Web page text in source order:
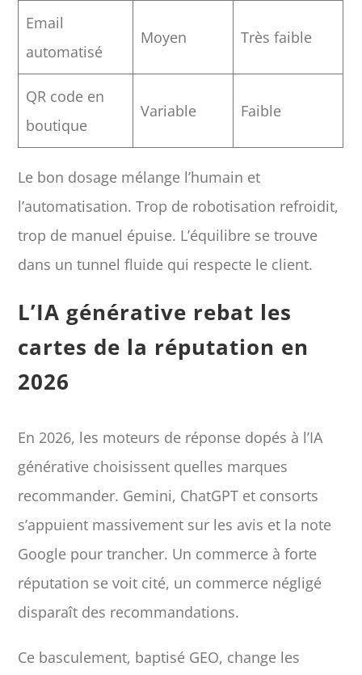
Email
automatisé
Moyen Très faible
QR code en
boutique
Variable Faible
Le bon dosage mélange l’humain et
l’automatisation. Trop de robotisation refroidit,
trop de manuel épuise. L’équilibre se trouve
dans un tunnel fluide qui respecte le client.
L’IA générative rebat les
cartes de la réputation en
2026
En 2026, les moteurs de réponse dopés à l’IA
générative choisissent quelles marques
recommander. Gemini, ChatGPT et consorts
s’appuient massivement sur les avis et la note
Google pour trancher. Un commerce à forte
réputation se voit cité, un commerce négligé
disparaît des recommandations.
Ce basculement, baptisé GEO, change les